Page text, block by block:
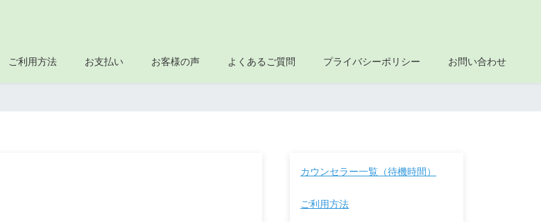
ご利用方法 お支払い お客様の声 よくあるご質問 プライバシーポリシー お問い合わせ
カウンセラー一覧（待機時間）
ご利用方法